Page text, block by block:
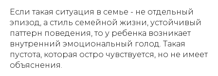
Если такая ситуация в семье - не отдельный
эпизод, а стиль семейной жизни, устойчивый
паттерн поведения, то у ребенка возникает
внутренний эмоциональный голод. Такая
пустота, которая остро чувствуется, но не имеет
объяснения.